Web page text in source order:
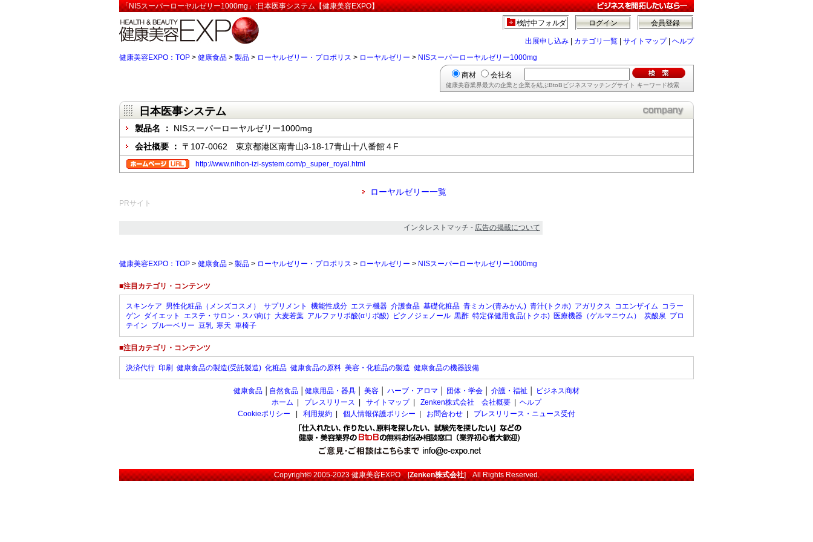
「NISスーパーローヤルゼリー1000mg」:日本医事システム【健康美容EXPO】
会員登録
ログイン
検討中フォルダ
出展申し込み カテゴリ一覧 サイトマップ| ヘルプ
健康美容EXPO：TOP > 健康食品 > 製品 > ローヤルゼリー・プロポリス > ローヤルゼリー > NISスーパーローヤルゼリー1000mg
商材 会社名
健康美容業界最大の企業と企業を結ぶBtoBビジネスマッチングサイト キーワード検索
日本医事システム
製品名 ： NISスーパーローヤルゼリー1000mg
会社概要 ： 〒107-0062 東京都港区南青山3-18-17青山十八番館４F
http://www.nihon-izi-system.com/p_super_royal.html
ローヤルゼリー一覧
PRサイト
インタレストマッチ - 広告の掲載について
健康美容EXPO：TOP > 健康食品 > 製品 > ローヤルゼリー・プロポリス > ローヤルゼリー > NISスーパーローヤルゼリー1000mg
■注目カテゴリ・コンテンツ
スキンケア 男性化粧品（メンズコスメ） サプリメント 機能性成分 エステ機器 介護食品 基礎化粧品 青ミカン(青みかん) 青汁(トクホ) アガリクス コエンザイム コラー
ゲン ダイエット エステ・サロン・スパ向け 大麦若葉 アルファリポ酸(αリポ酸) ピクノジェノール 黒酢 特定保健用食品(トクホ) 医療機器（ゲルマニウム） 炭酸泉 プロ
テイン ブルーベリー 豆乳 寒天 車椅子
■注目カテゴリ・コンテンツ
決済代行 印刷 健康食品の製造(受託製造) 化粧品 健康食品の原料 美容・化粧品の製造 健康食品の機器設備
健康食品 自然食品 健康用品・器具 美容 ハーブ・アロマ 団体・学会 介護・福祉
ビジネス商材
ホーム
プレスリリース サイトマップ| Zenken株式会社 会社概要
ヘルプ
Cookieポリシー
利用規約 個人情報保護ポリシー お問合わせ プレスリリース・ニュース受付
Copyright© 2005-2023健康美容EXPO[Zenken株式会社] All Rights Reserved.